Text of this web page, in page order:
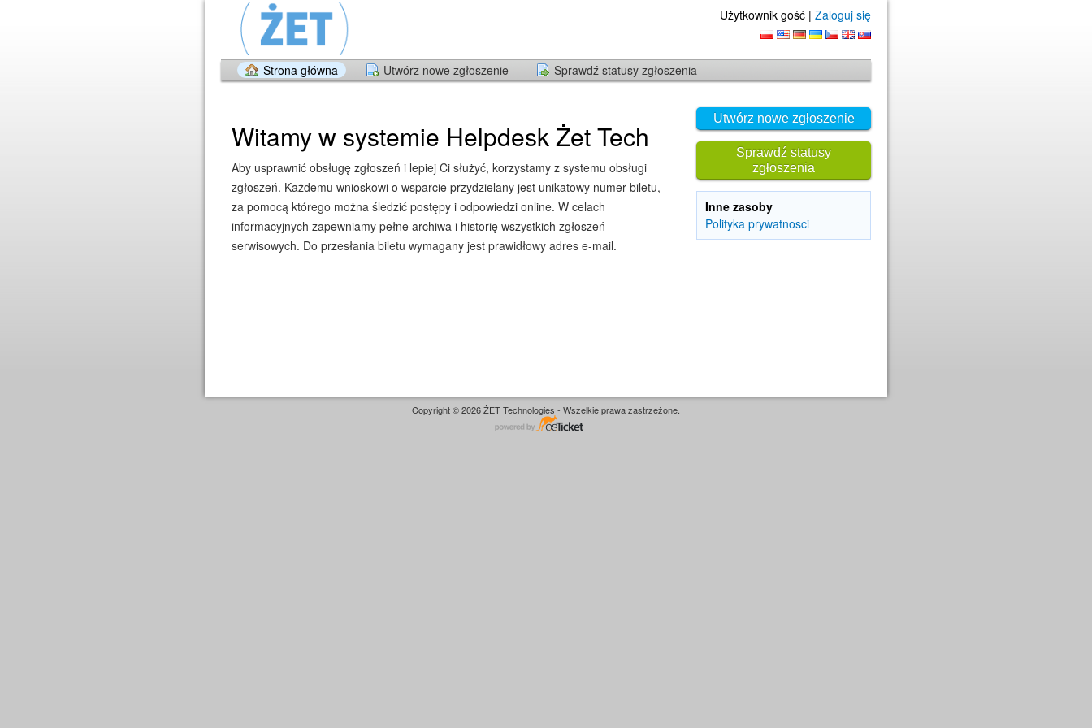
Użytkownik gość | Zaloguj się
Strona główna Utwórz nowe zgłoszenie Sprawdź statusy zgłoszenia
Utwórz nowe zgłoszenie
Sprawdź statusy
zgłoszenia
Inne zasoby
Polityka prywatnosci
Witamy w systemie Helpdesk Żet Tech
Aby usprawnić obsługę zgłoszeń i lepiej Ci służyć, korzystamy z systemu obsługi
zgłoszeń. Każdemu wnioskowi o wsparcie przydzielany jest unikatowy numer biletu,
za pomocą którego można śledzić postępy i odpowiedzi online. W celach
informacyjnych zapewniamy pełne archiwa i historię wszystkich zgłoszeń
serwisowych. Do przesłania biletu wymagany jest prawidłowy adres e-mail.
Copyright © 2026 ŻET Technologies - Wszelkie prawa zastrzeżone.